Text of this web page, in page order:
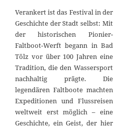
Verankert ist das Festival in der
Geschichte der Stadt selbst: Mit
der historischen Pionier-
Faltboot-Werft begann in Bad
Tölz vor über 100 Jahren eine
Tradition, die den Wassersport
nachhaltig prägte. Die
legendären Faltboote machten
Expeditionen und Flussreisen
weltweit erst möglich – eine
Geschichte, ein Geist, der hier